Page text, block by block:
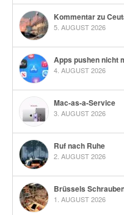
Kommentar zu
5. AUGUST 2026
Apps pushen nicht
4. AUGUST 2026
Mac-as-a-Service
3. AUGUST 2026
Ruf nach Ruhe
2. AUGUST 2026
Brüssels
1. AUGUST 2026